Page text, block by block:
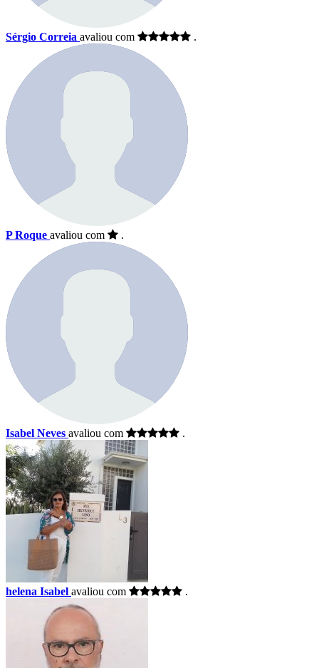
Sérgio Correia avaliou com .
P Roque avaliou com .
Isabel Neves avaliou com .
helena Isabel avaliou com .